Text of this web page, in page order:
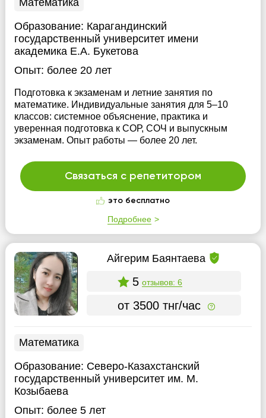
Математика
Образование: Карагандинский
государственный университет имени
академика Е.А. Букетова
Опыт: более 20 лет
Подготовка к экзаменам и летние занятия по
математике. Индивидуальные занятия для 5–10
классов: системное объяснение, практика и
уверенная подготовка к СОР, СОЧ и выпускным
экзаменам. Опыт работы — более 20 лет.
Связаться с репетитором
это бесплатно
Подробнее
Айгерим Баянтаева
5 отзывов: 6
от 3500 тнг/час
Математика
Образование: Северо-Казахстанский
государственный университет им. М.
Козыбаева
Опыт: более 5 лет